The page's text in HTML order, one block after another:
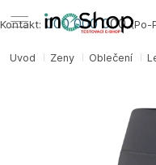
Úvod Ženy Oblečení
Kontakt: 000 000 000(Po-